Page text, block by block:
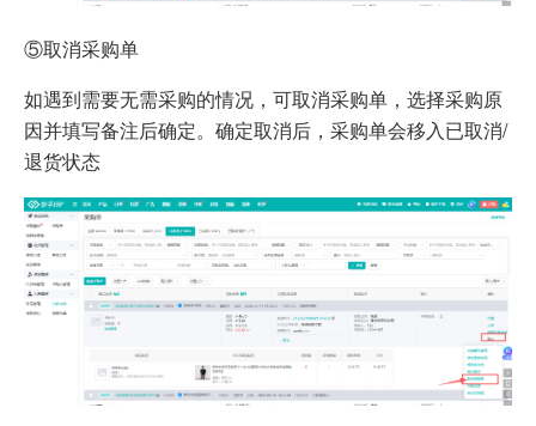
⑤取消采购单
如遇到需要无需采购的情况，可取消采购单，选择采购原
因并填写备注后确定。确定取消后，采购单会移入已取消/
退货状态